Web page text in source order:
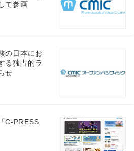
て参画
の日本にお
る独占的ラ
せ
C-PRESS